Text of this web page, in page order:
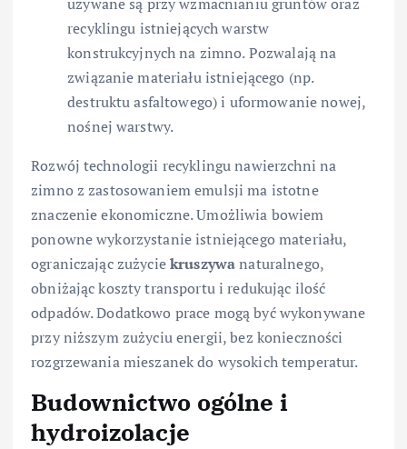
recyklingu istniejących warstw
konstrukcyjnych na zimno. Pozwalają na
związanie materiału istniejącego (np.
destruktu asfaltowego) i uformowanie nowej,
nośnej warstwy.
Rozwój technologii recyklingu nawierzchni na
zimno z zastosowaniem emulsji ma istotne
znaczenie ekonomiczne. Umożliwia bowiem
ponowne wykorzystanie istniejącego materiału,
ograniczając zużyciekruszywanaturalnego,
obniżając koszty transportu i redukując ilość
odpadów. Dodatkowo prace mogą być wykonywane
przy niższym zużyciu energii, bez konieczności
rozgrzewania mieszanek do wysokich temperatur.
Budownictwo ogólne i
hydroizolacje